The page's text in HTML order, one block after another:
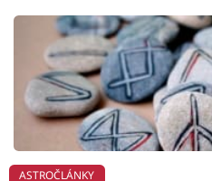
ASTROČLÁNKY